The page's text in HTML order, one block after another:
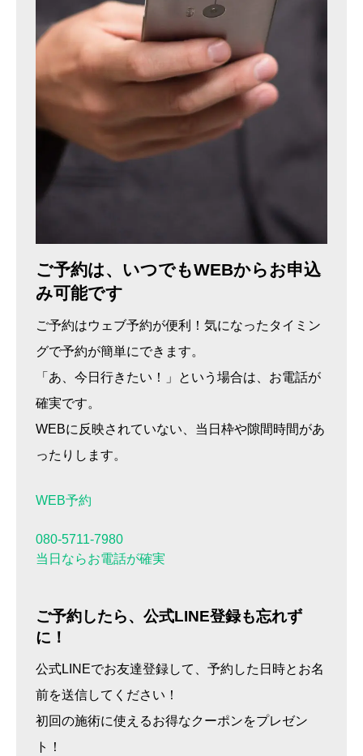
ご予約は、いつでもWEBからお申込
み可能です
ご予約はウェブ予約が便利！気になったタイミン
グで予約が簡単にできます。
「あ、今日行きたい！」という場合は、お電話が
確実です。
WEBに反映されていない、当日枠や隙間時間があ
ったりします。
WEB予約
080-5711-7980
当日ならお電話が確実
ご予約したら、公式LINE登録も忘れず
に！
公式LINEでお友達登録して、予約した日時とお名
前を送信してください！
初回の施術に使えるお得なクーポンをプレゼン
ト！